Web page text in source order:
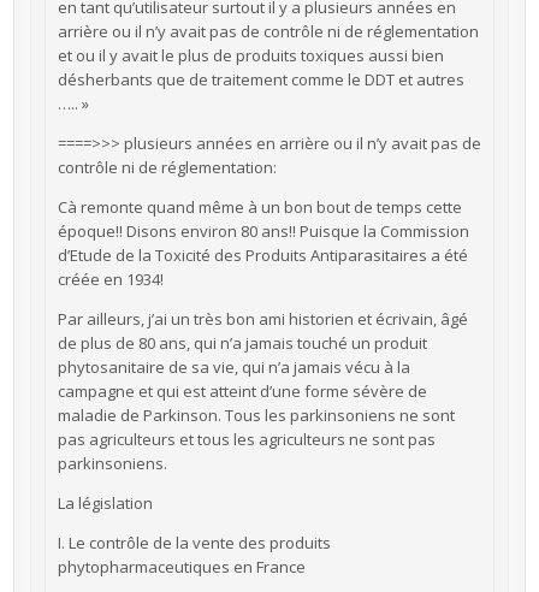
en tant qu’utilisateur surtout il y a plusieurs années en
arrière ou il n’y avait pas de contrôle ni de réglementation
et ou il y avait le plus de produits toxiques aussi bien
désherbants que de traitement comme le DDT et autres
….. »
====>>> plusieurs années en arrière ou il n’y avait pas de
contrôle ni de réglementation:
Cà remonte quand même à un bon bout de temps cette
époque!! Disons environ 80 ans!! Puisque la Commission
d’Etude de la Toxicité des Produits Antiparasitaires a été
créée en 1934!
Par ailleurs, j’ai un très bon ami historien et écrivain, âgé
de plus de 80 ans, qui n’a jamais touché un produit
phytosanitaire de sa vie, qui n’a jamais vécu à la
campagne et qui est atteint d’une forme sévère de
maladie de Parkinson. Tous les parkinsoniens ne sont
pas agriculteurs et tous les agriculteurs ne sont pas
parkinsoniens.
La législation
I. Le contrôle de la vente des produits
phytopharmaceutiques en France